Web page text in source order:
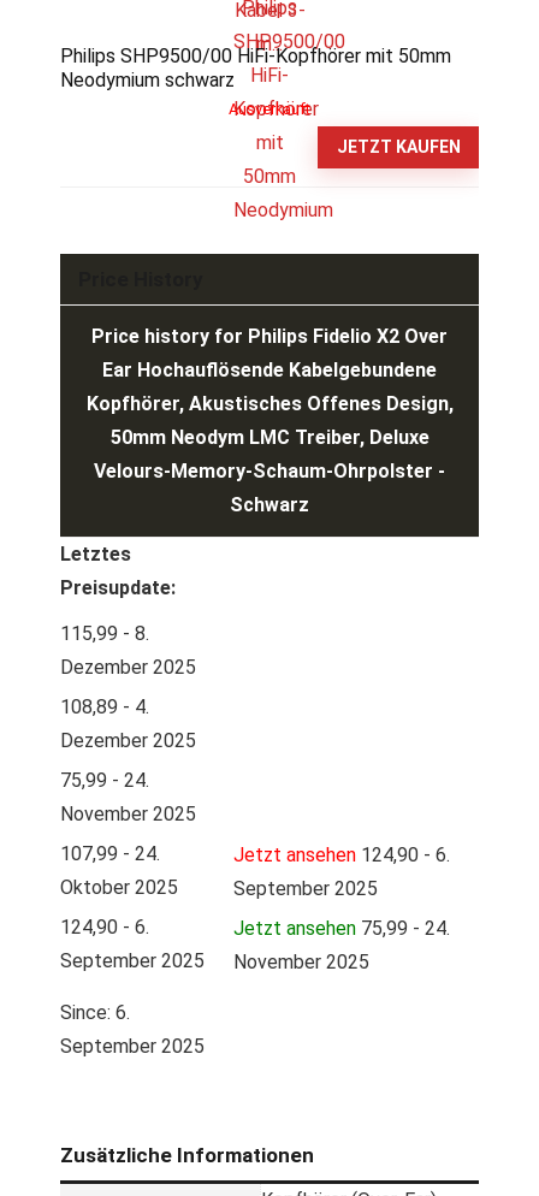
Philips SHP9500/00 HiFi-Kopfhörer mit 50mm
Neodymium schwarz
Ausverkauft
JETZT KAUFEN
Price history for Philips Fidelio X2 Over
Ear Hochauflösende Kabelgebundene
Kopfhörer, Akustisches Offenes Design,
50mm Neodym LMC Treiber, Deluxe
Velours-Memory-Schaum-Ohrpolster -
Schwarz
Letztes
Preisupdate:
115,99 - 8.
Dezember 2025
108,89 - 4.
Dezember 2025
75,99 - 24.
November 2025
107,99 - 24.
Oktober 2025
124,90 - 6.
September 2025
Since: 6.
September 2025
Jetzt ansehen 124,90 - 6.
September 2025
Jetzt ansehen 75,99 - 24.
November 2025
Zusätzliche Informationen